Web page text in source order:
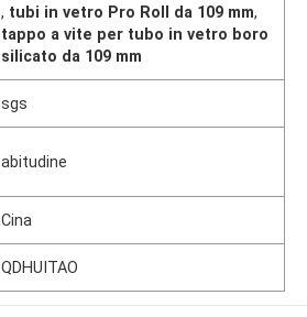
, tubi in vetro Pro Roll da 109 mm,
tappo a vite per tubo in vetro boro
silicato da 109 mm
sgs
abitudine
Cina
QDHUITAO